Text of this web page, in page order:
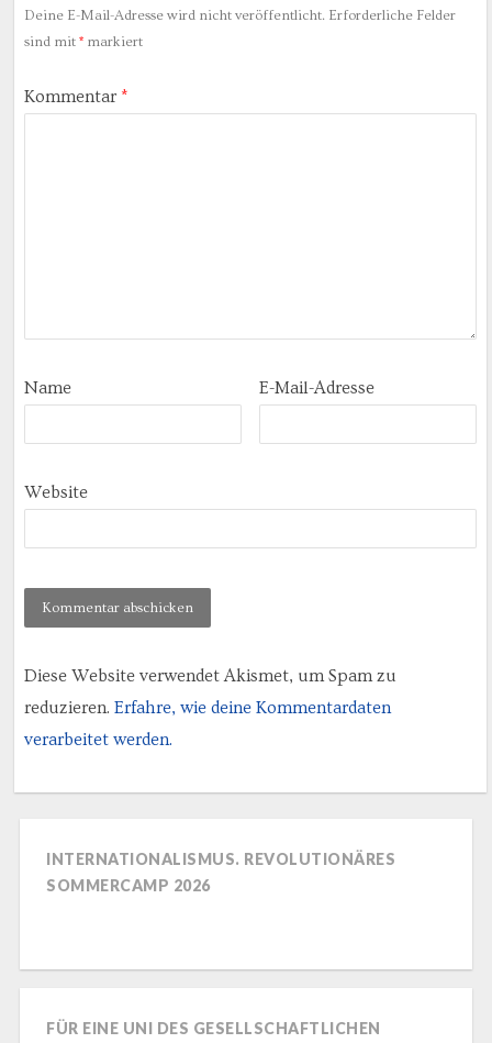
Deine E-Mail-Adresse wird nicht veröffentlicht. Erforderliche Felder
sind mit *markiert
Kommentar *
Name E-Mail-Adresse
Website
Diese Website verwendet Akismet, um Spam zu
reduzieren. Erfahre, wie deine Kommentardaten
verarbeitet werden.
INTERNATIONALISMUS. REVOLUTIONÄRES
SOMMERCAMP 2026
FÜR EINE UNI DES GESELLSCHAFTLICHEN